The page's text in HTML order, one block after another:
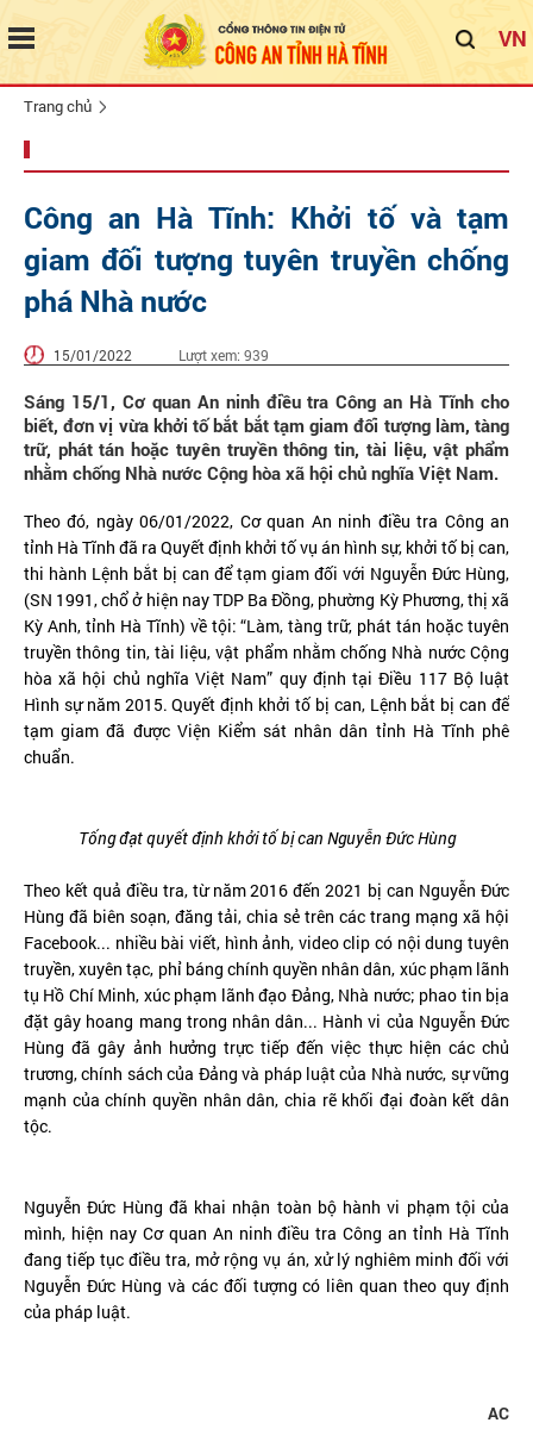
VN
Trang chủ
Công an Hà Tĩnh: Khởi tố và tạm
giam đối tượng tuyên truyền chống
phá Nhà nước
15/01/2022 Lượt xem: 939
Sáng 15/1, Cơ quan An ninh điều tra Công an Hà Tĩnh cho
biết, đơn vị vừa khởi tố bắt bắt tạm giam đối tượng làm, tàng
trữ, phát tán hoặc tuyên truyền thông tin, tài liệu, vật phẩm
nhằm chống Nhà nước Cộng hòa xã hội chủ nghĩa Việt Nam.
Theo đó, ngày 06/01/2022, Cơ quan An ninh điều tra Công an
tỉnh Hà Tĩnh đã ra Quyết định khởi tố vụ án hình sự, khởi tố bị can,
thi hành Lệnh bắt bị can để tạm giam đối với Nguyễn Đức Hùng,
(SN 1991, chổ ở hiện nay TDP Ba Đồng, phường Kỳ Phương, thị xã
Kỳ Anh, tỉnh Hà Tĩnh) về tội: “Làm, tàng trữ, phát tán hoặc tuyên
truyền thông tin, tài liệu, vật phẩm nhằm chống Nhà nước Cộng
hòa xã hội chủ nghĩa Việt Nam” quy định tại Điều 117 Bộ luật
Hình sự năm 2015. Quyết định khởi tố bị can, Lệnh bắt bị can để
tạm giam đã được Viện Kiểm sát nhân dân tỉnh Hà Tĩnh phê
chuẩn.
Tống đạt quyết định khởi tố bị can Nguyễn Đức Hùng
Theo kết quả điều tra, từ năm 2016 đến 2021 bị can Nguyễn Đức
Hùng đã biên soạn, đăng tải, chia sẻ trên các trang mạng xã hội
Facebook... nhiều bài viết, hình ảnh, video clip có nội dung tuyên
truyền, xuyên tạc, phỉ báng chính quyền nhân dân, xúc phạm lãnh
tụ Hồ Chí Minh, xúc phạm lãnh đạo Đảng, Nhà nước; phao tin bịa
đặt gây hoang mang trong nhân dân... Hành vi của Nguyễn Đức
Hùng đã gây ảnh hưởng trực tiếp đến việc thực hiện các chủ
trương, chính sách của Đảng và pháp luật của Nhà nước, sự vững
mạnh của chính quyền nhân dân, chia rẽ khối đại đoàn kết dân
tộc.
Nguyễn Đức Hùng đã khai nhận toàn bộ hành vi phạm tội của
mình, hiện nay Cơ quan An ninh điều tra Công an tỉnh Hà Tĩnh
đang tiếp tục điều tra, mở rộng vụ án, xử lý nghiêm minh đối với
Nguyễn Đức Hùng và các đối tượng có liên quan theo quy định
của pháp luật.
AC